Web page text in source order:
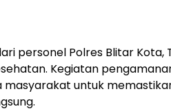
personel Polres Blitar Kota,
Kegiatan
untuk